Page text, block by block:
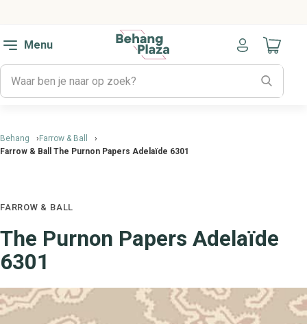
Menu
Naar
Behang
Farrow & Ball
Farrow & Ball The Purnon Papers Adelaïde 6301
FARROW & BALL
The Purnon Papers Adelaïde
6301